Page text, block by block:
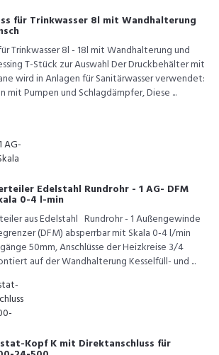
für Trinkwasser 8l mit Wandhalterung
Trinkwasser 8l - 18l mit Wandhalterung und
T-Stück zur Auswahl Der Druckbehälter mit
wird in Anlagen für Sanitärwasser verwendet:
mit Pumpen und Schlagdämpfer, Diese ...
Edelstahl Rundrohr - 1 AG- DFM
0-4 l-min
aus Edelstahl Rundrohr - 1 Außengewinde
(DFM) absperrbar mit Skala 0-4 l/min
50mm, Anschlüsse der Heizkreise 3/4
auf der Wandhalterung Kesselfüll- und ...
Kopf K mit Direktanschluss für